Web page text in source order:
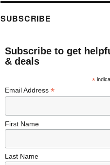
SUBSCRIBE
Subscribe to get
& deals
*
Email Address *
First Name
Last Name